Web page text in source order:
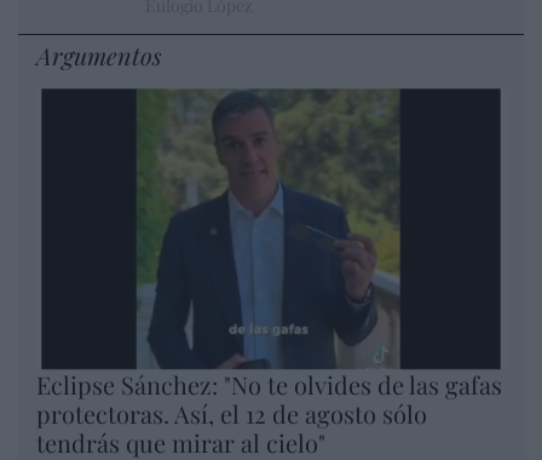
Argumentos
Eclipse Sánchez: "No te olvides de las gafas
protectoras. Así, el 12 de agosto sólo
tendrás que mirar al cielo"